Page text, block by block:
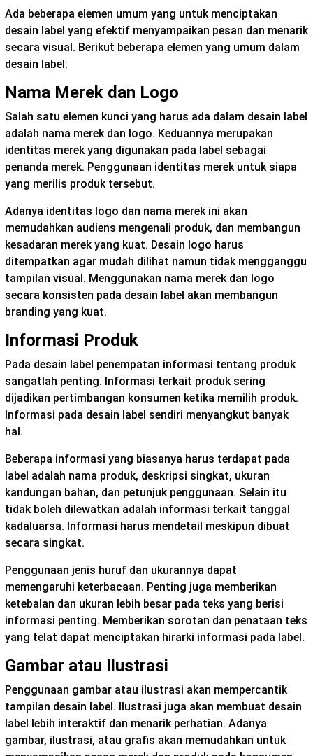
Ada beberapa elemen umum yang untuk menciptakan
desain label yang efektif menyampaikan pesan dan menarik
secara visual. Berikut beberapa elemen yang umum dalam
desain label:
Nama Merek dan Logo
Salah satu elemen kunci yang harus ada dalam desain label
adalah nama merek dan logo. Keduannya merupakan
identitas merek yang digunakan pada label sebagai
penanda merek. Penggunaan identitas merek untuk siapa
yang merilis produk tersebut.
Adanya identitas logo dan nama merek ini akan
memudahkan audiens mengenali produk, dan membangun
kesadaran merek yang kuat. Desain logo harus
ditempatkan agar mudah dilihat namun tidak mengganggu
tampilan visual. Menggunakan nama merek dan logo
secara konsisten pada desain label akan membangun
branding yang kuat.
Informasi Produk
Pada desain label penempatan informasi tentang produk
sangatlah penting. Informasi terkait produk sering
dijadikan pertimbangan konsumen ketika memilih produk.
Informasi pada desain label sendiri menyangkut banyak
hal.
Beberapa informasi yang biasanya harus terdapat pada
label adalah nama produk, deskripsi singkat, ukuran
kandungan bahan, dan petunjuk penggunaan. Selain itu
tidak boleh dilewatkan adalah informasi terkait tanggal
kadaluarsa. Informasi harus mendetail meskipun dibuat
secara singkat.
Penggunaan jenis huruf dan ukurannya dapat
memengaruhi keterbacaan. Penting juga memberikan
ketebalan dan ukuran lebih besar pada teks yang berisi
informasi penting. Memberikan sorotan dan penataan teks
yang telat dapat menciptakan hirarki informasi pada label.
Gambar atau Ilustrasi
Penggunaan gambar atau ilustrasi akan mempercantik
tampilan desain label. Ilustrasi juga akan membuat desain
label lebih interaktif dan menarik perhatian. Adanya
gambar, ilustrasi, atau grafis akan memudahkan untuk